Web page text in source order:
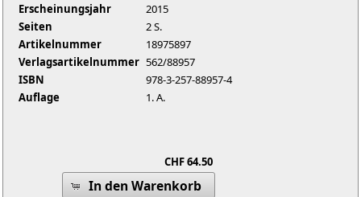
Erscheinungsjahr
2015
Seiten
2 S.
Artikelnummer
18975897
Verlagsartikelnummer 562/88957
ISBN
978-3-257-88957-4
Auflage
1. A.
CHF 64.50
In den Warenkorb